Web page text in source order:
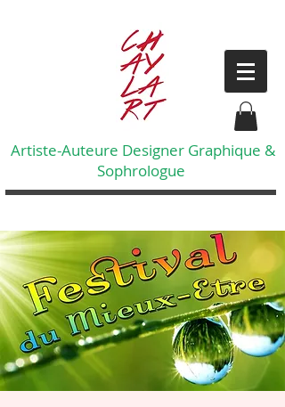
Artiste-Auteure Designer Graphique &
Sophrologue